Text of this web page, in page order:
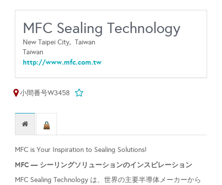
MFC Sealing Technology
New Taipei City, Taiwan
Taiwan
http://www.mfc.com.tw
小間番号W3458
MFC is Your Inspiration to Sealing Solutions!
MFC — シーリングソリューションのインスピレーション
MFC Sealing Technology は、世界の主要半導体メーカーから